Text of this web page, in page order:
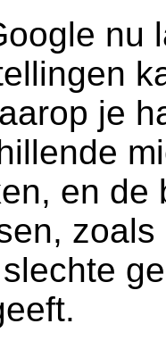
nu
je
en de